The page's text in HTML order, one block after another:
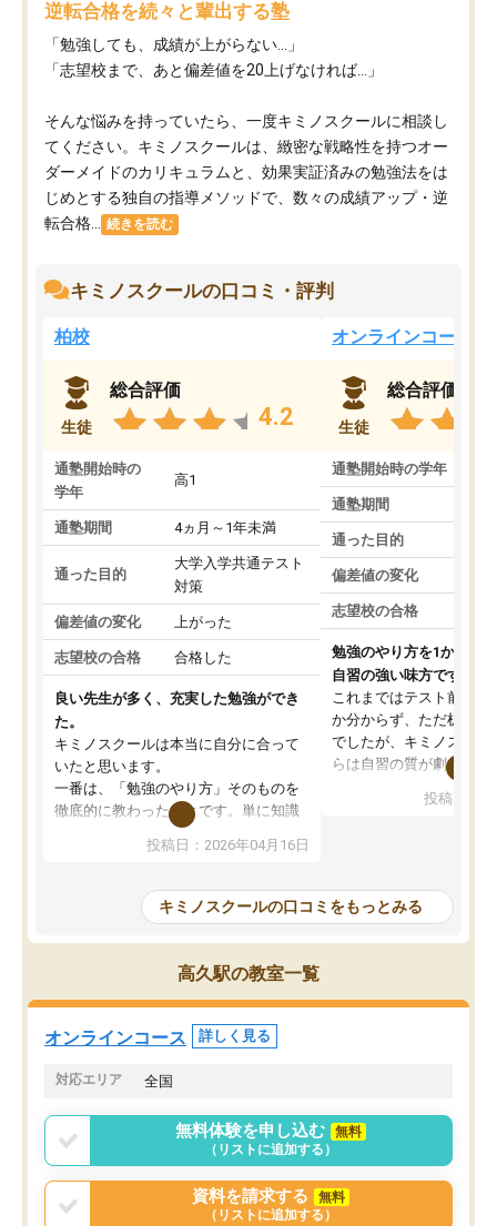
逆転合格を続々と輩出する塾
「勉強しても、成績が上がらない…」
「志望校まで、あと偏差値を20上げなければ…」
そんな悩みを持っていたら、一度キミノスクールに相談し
てください。キミノスクールは、緻密な戦略性を持つオー
ダーメイドのカリキュラムと、効果実証済みの勉強法をは
じめとする独自の指導メソッドで、数々の成績アップ・逆
転合格...
続きを読む
キミノスクールの口コミ・評判
柏校
生徒
総合評価
4.2
通塾開始時の
学年
高1
通塾期間 4ヵ月～1年未満
通った目的
大学入学共通テスト
対策
偏差値の変化 上がった
志望校の合格 合格した
良い先生が多く、充実した勉強ができ
た。
キミノスクールは本当に自分に合って
いたと思います。
一番は、「勉強のやり方」そのものを
徹底的に教わったことです。単に知識
を詰め込むのではなく、自学自習の習
慣が身につくよう並走してくれるの
はなくなりました。
講師の方との距離も近く、親身なコー
チングのおかげで、停滞期もモチベー
ションを維持できました。「やらされ
る勉強」から「目標のための勉強」へ
意識が変わったことが、目標校への合
投稿日：2026年04月16日
オンラインコース
生徒
総合評価
通塾開始時の学年
通塾期間
通った目的
偏差値の変化
志望校の合格
勉強のやり方を1から教
自習の強い味方です。
これまではテスト前に何
か分からず、ただ机に座
でしたが、キミノスクー
らは自習の質が劇的に変
を明確にしてくれるの
の仕方をコーチングして
ルなので、家での学習習
身につきました。結果と
た。自分から学ぶ姿勢を
投稿日：
キミノスクールの口コミをもっとみる
高久駅の教室一覧
オンラインコース 詳しく見る
対応エリア 全国
無料体験を申し込む
無料
（リストに追加する）
資料を請求する
無料
（リストに追加する）